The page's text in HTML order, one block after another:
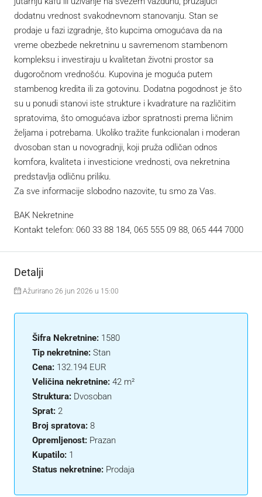
dodatnu vrednost svakodnevnom stanovanju. Stan se
prodaje u fazi izgradnje, što kupcima omogućava da na
vreme obezbede nekretninu u savremenom stambenom
kompleksu i investiraju u kvalitetan životni prostor sa
dugoročnom vrednošću. Kupovina je moguća putem
stambenog kredita ili za gotovinu. Dodatna pogodnost je što
su u ponudi stanovi iste strukture i kvadrature na različitim
spratovima, što omogućava izbor spratnosti prema ličnim
željama i potrebama. Ukoliko tražite funkcionalan i moderan
dvosoban stan u novogradnji, koji pruža odličan odnos
komfora, kvaliteta i investicione vrednosti, ova nekretnina
predstavlja odličnu priliku.
Za sve informacije slobodno nazovite, tu smo za Vas.
BAK Nekretnine
Kontakt telefon: 060 33 88 184, 065 555 09 88, 065 444 7000
Detalji
Ažurirano 26 jun 2026 u 15:00
Šifra Nekretnine: 1580
Tip nekretnine: Stan
Cena: 132.194 EUR
Veličina nekretnine: 42 m²
Struktura: Dvosoban
Sprat: 2
Broj spratova: 8
Opremljenost: Prazan
Kupatilo: 1
Status nekretnine: Prodaja